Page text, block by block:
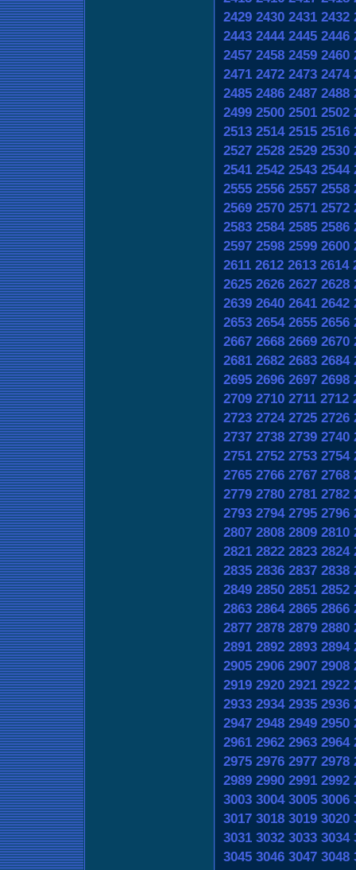
2429 2430 2431 2432
2443 2444 2445 2446
2457 2458 2459 2460
2471 2472 2473 2474
2485 2486 2487 2488
2499 2500 2501 2502
2513 2514 2515 2516
2527 2528 2529 2530
2541 2542 2543 2544
2555 2556 2557 2558
2569 2570 2571 2572
2583 2584 2585 2586
2597 2598 2599 2600
2611 2612 2613 2614
2625 2626 2627 2628
2639 2640 2641 2642
2653 2654 2655 2656
2667 2668 2669 2670
2681 2682 2683 2684
2695 2696 2697 2698
2709 2710 2711 2712
2723 2724 2725 2726
2737 2738 2739 2740
2751 2752 2753 2754
2765 2766 2767 2768
2779 2780 2781 2782
2793 2794 2795 2796
2807 2808 2809 2810
2821 2822 2823 2824
2835 2836 2837 2838
2849 2850 2851 2852
2863 2864 2865 2866
2877 2878 2879 2880
2891 2892 2893 2894
2905 2906 2907 2908
2919 2920 2921 2922
2933 2934 2935 2936
2947 2948 2949 2950
2961 2962 2963 2964
2975 2976 2977 2978
2989 2990 2991 2992
3003 3004 3005 3006
3017 3018 3019 3020
3031 3032 3033 3034
3045 3046 3047 3048